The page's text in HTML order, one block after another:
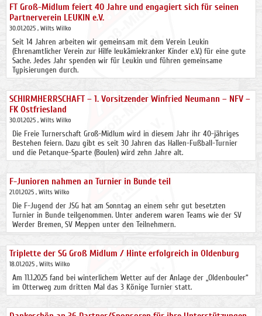
FT Groß-Midlum feiert 40 Jahre und engagiert sich für seinen
Partnerverein LEUKIN e.V.
30.01.2025 , Wilts Wilko
Seit 14 Jahren arbeiten wir gemeinsam mit dem Verein Leukin
(Ehrenamtlicher Verein zur Hilfe leukämiekranker Kinder e.V.) für eine gute
Sache. Jedes Jahr spenden wir für Leukin und führen gemeinsame
Typisierungen durch.
SCHIRMHERRSCHAFT – 1. Vorsitzender Winfried Neumann – NFV –
FK Ostfriesland
30.01.2025 , Wilts Wilko
Die Freie Turnerschaft Groß-Midlum wird in diesem Jahr ihr 40-jähriges
Bestehen feiern. Dazu gibt es seit 30 Jahren das Hallen-Fußball-Turnier
und die Petanque-Sparte (Boulen) wird zehn Jahre alt.
F-Junioren nahmen an Turnier in Bunde teil
21.01.2025 , Wilts Wilko
Die F-Jugend der JSG hat am Sonntag an einem sehr gut besetzten
Turnier in Bunde teilgenommen. Unter anderem waren Teams wie der SV
Werder Bremen, SV Meppen unter den Teilnehmern.
Triplette der SG Groß Midlum / Hinte erfolgreich in Oldenburg
18.01.2025 , Wilts Wilko
Am 11.1.2025 fand bei winterlichem Wetter auf der Anlage der „Oldenbouler“
im Otterweg zum dritten Mal das 3 Könige Turnier statt.